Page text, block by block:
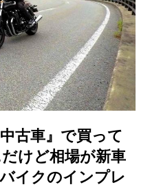
古車』で買って
けど相場が新車
イクのインプレ